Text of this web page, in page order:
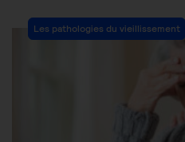
Post
Category:
Les pathologies du vieillissement